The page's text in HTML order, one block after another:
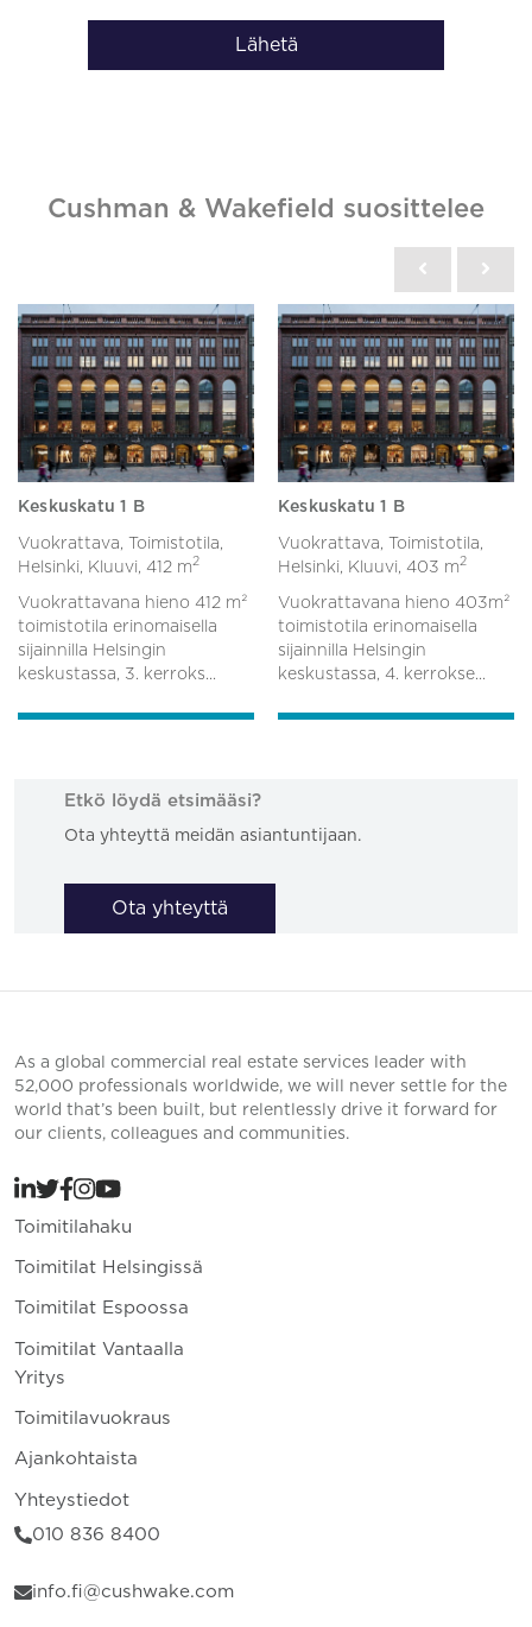
Lähetä
Cushman & Wakefield suosittelee
Keskuskatu 1 B
Vuokrattava, Toimistotila,
Helsinki, Kluuvi, 412 m2
Vuokrattavana hieno 412 m²
toimistotila erinomaisella
sijainnilla Helsingin
keskustassa, 3. kerroks...
Keskuskatu 1 B
Vuokrattava, Toimistotila,
Helsinki, Kluuvi, 403 m2
Vuokrattavana hieno 403m²
toimistotila erinomaisella
sijainnilla Helsingin
keskustassa, 4. kerrokse...
Etkö löydä etsimääsi?
Ota yhteyttä meidän asiantuntijaan.
Ota yhteyttä
As a global commercial real estate services leader with
52,000 professionals worldwide, we will never settle for the
world that’s been built, but relentlessly drive it forward for
our clients, colleagues and communities.
Toimitilahaku
Toimitilat Helsingissä
Toimitilat Espoossa
Toimitilat Vantaalla
Yritys
Toimitilavuokraus
Ajankohtaista
Yhteystiedot
010 836 8400
info.fi@cushwake.com